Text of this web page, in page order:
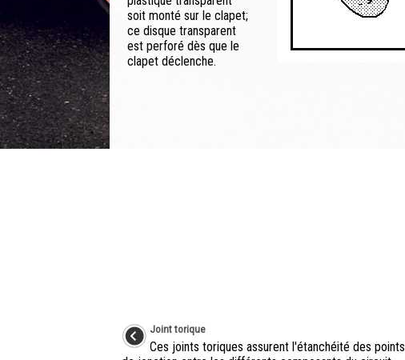
soit monté sur le clapet;
ce disque transparent
est perforé dès que le
clapet déclenche.
Joint torique
Ces joints toriques assurent l'étanchéité des points